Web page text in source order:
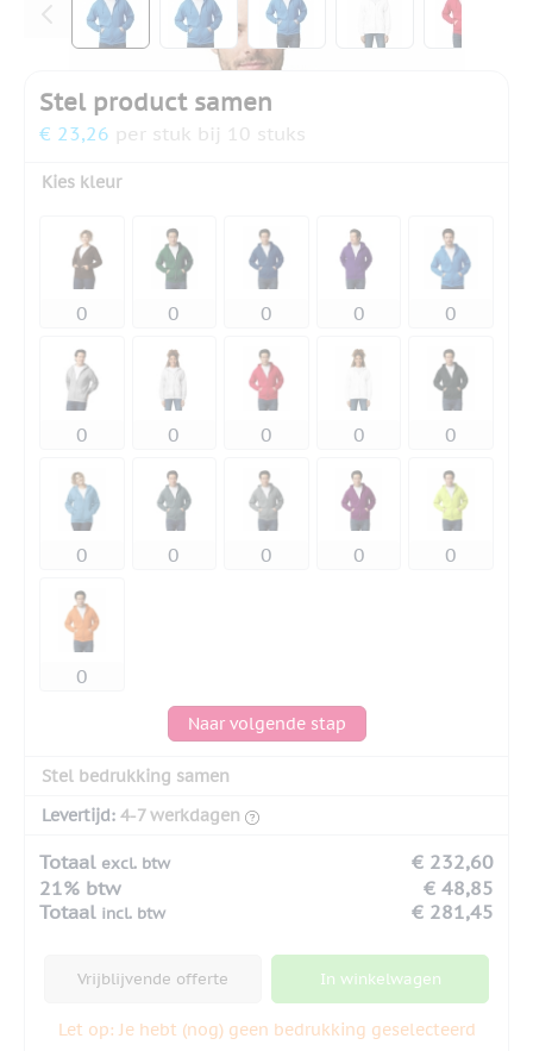
Stel product samen
€ 23,26 per stuk bij 10 stuks
Kies kleur
Naar volgende stap
Stel bedrukking samen
Levertijd: 4-7 werkdagen
Totaal excl. btw
€ 232,60
21% btw
€ 48,85
Totaal incl. btw € 281,45
Vrijblijvende offerte In winkelwagen
Let op: Je hebt (nog) geen bedrukking geselecteerd